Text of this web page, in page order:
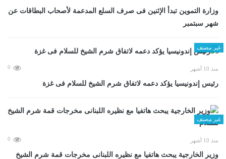
وزارة التموين تبدأ الإثنين فى صرف السلع المدعمة لأصحاب البطاقات عن
شهر سبتمبر
غير مصنف
منذ 10 أشهر 0
رئيس إندونيسيا يؤكد دعمه لاتفاق شرم الشيخ للسلام فى غزة
غير مصنف
منذ 10 أشهر 0
وزير الخارجية يبحث هاتفيا مع نظيره اللبنانى مخرجات قمة شرم الشيخ